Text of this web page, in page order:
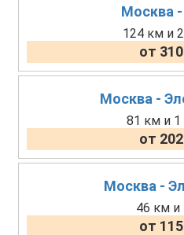
Москва
124 км и
от
Москва -
81 км и 1
от
Москва -
46 км и
от